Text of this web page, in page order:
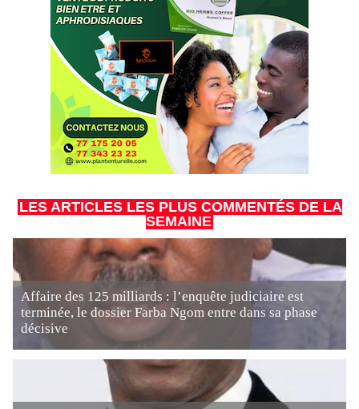
LES ARTICLES LES PLUS COMMENTÉS DE LA
SEMAINE
Affaire des 125 milliards : l’enquête judiciaire est
terminée, le dossier Farba Ngom entre dans sa phase
décisive